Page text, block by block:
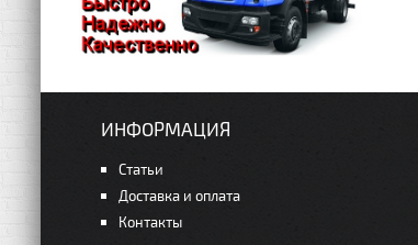
ИНФОРМАЦИЯ
Статьи
Доставка и оплата
Контакты